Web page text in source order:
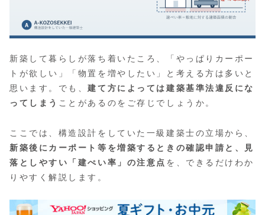
新築して暮らしが落ち着いたころ、「やっぱりカーポー
トが欲しい」「物置を増やしたい」と考える方は多いと
思います。でも、建て方によっては建築基準法違反にな
ってしまう ことがあるのをご存じでしょうか。
ここでは、構造設計をしていた一級建築士の立場から、
新築後にカーポート等を増築するときの確認申請と、見
落としやすい「建ぺい率」の注意点 を、できるだけわか
りやすく解説します。